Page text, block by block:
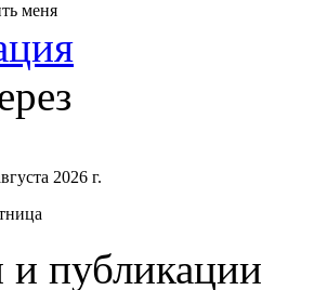
меня
2026 г.
и публикации